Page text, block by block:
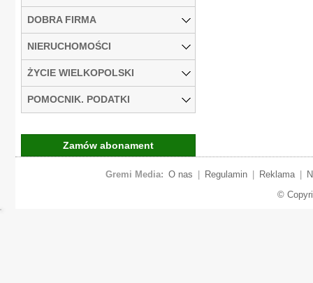
DOBRA FIRMA
NIERUCHOMOŚCI
ŻYCIE WIELKOPOLSKI
POMOCNIK. PODATKI
Zamów abonament
Gremi Media: O nas Regulamin Reklama
©